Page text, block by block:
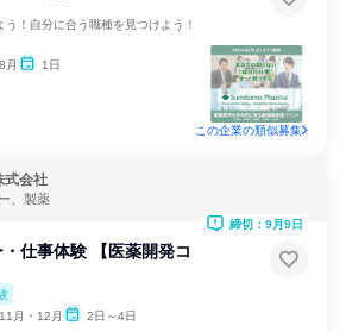
！自分に合う職種を見つけよう！
月 1日
この企業の類似募集
式会社
、製薬
・仕事体験 【医薬開発コ
月・12月 2日～4日
締切：9月9日